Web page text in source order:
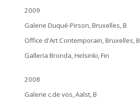
2009
Galerie Duqué-Pirson, Bruxelles, B
Office d'Art Contemporain, Bruxelles, B
Galleria Bronda, Helsinki, Fin
2008
Galerie c.de vos, Aalst, B